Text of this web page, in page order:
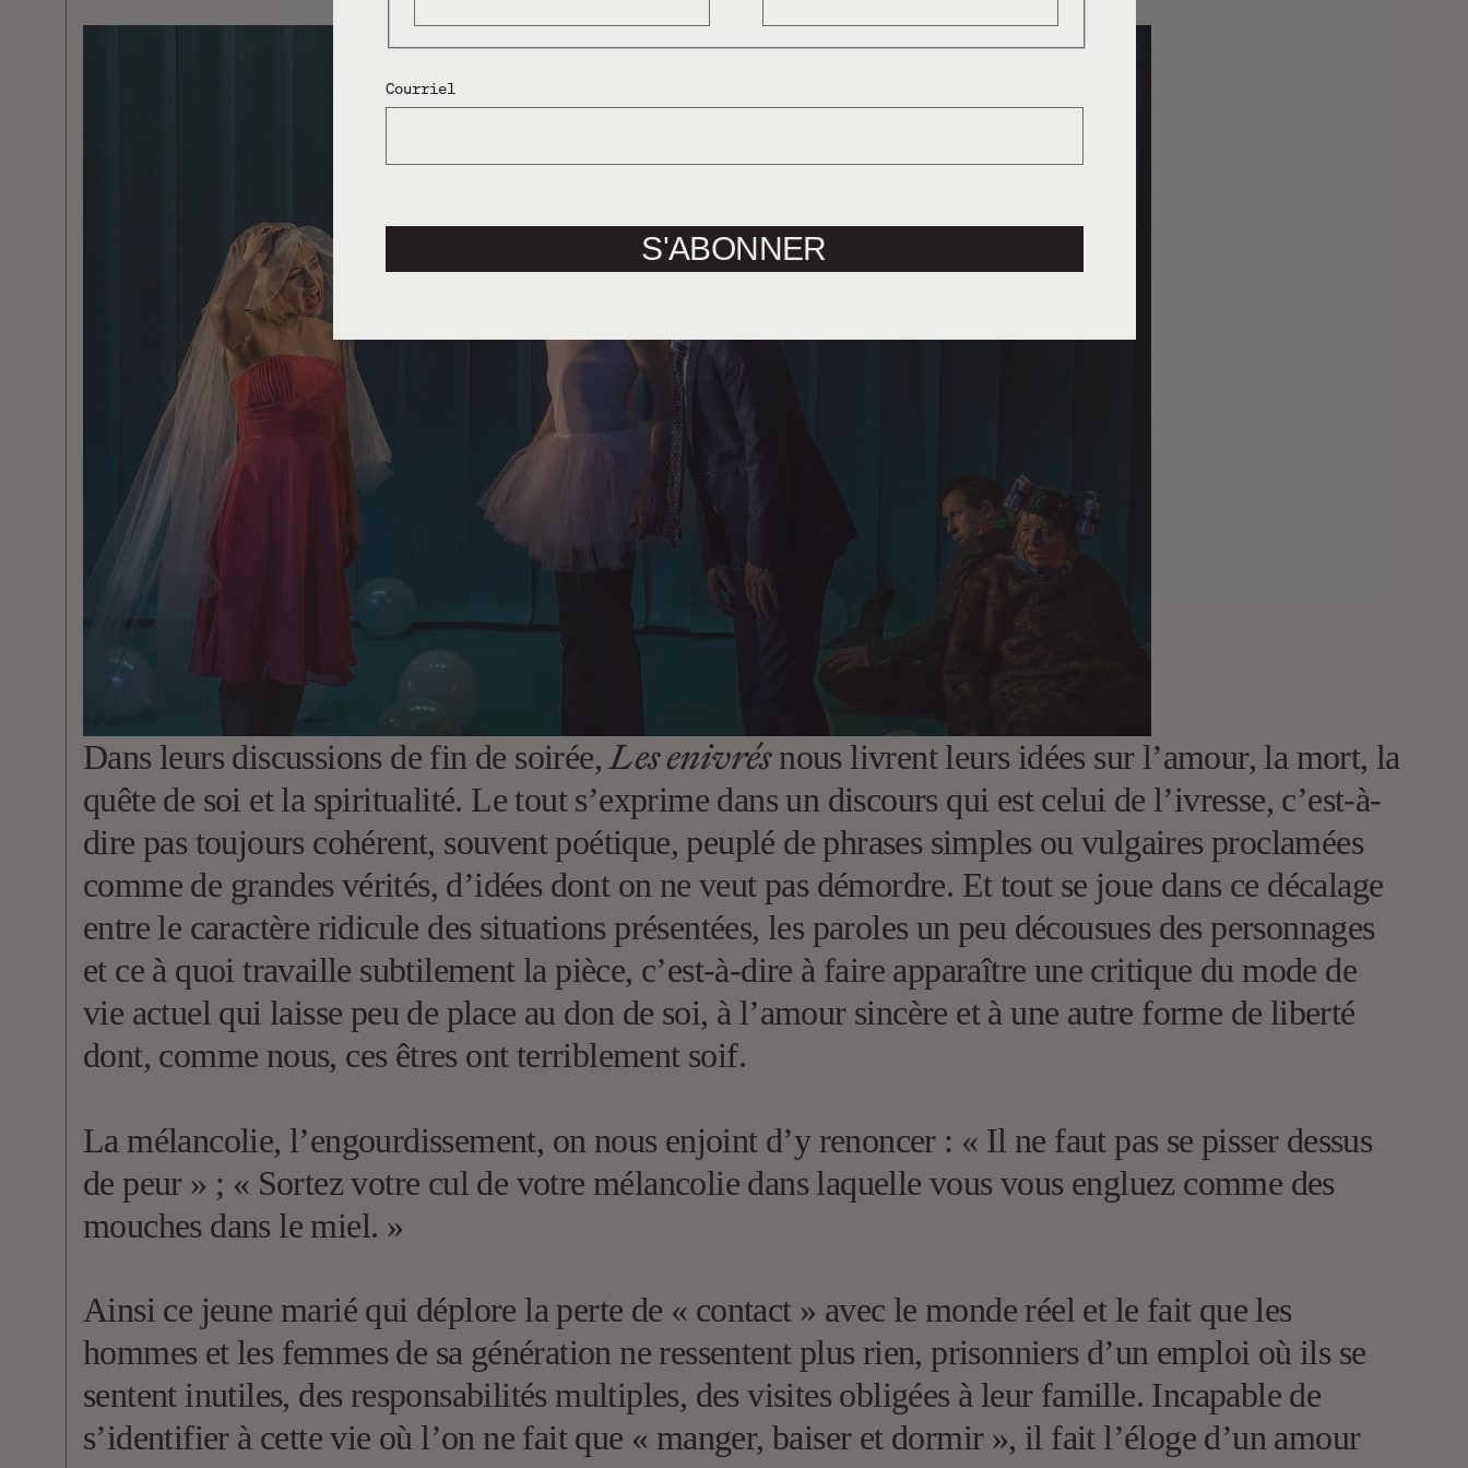
Dans leurs discussions de fin de soirée,Les enivrésnous livrent leurs idées sur l’amour, la mort, la
quête de soi et la spiritualité. Le tout s’exprime dans un discours qui est celui de l’ivresse, c’est-à-
dire pas toujours cohérent, souvent poétique, peuplé de phrases simples ou vulgaires proclamées
comme de grandes vérités, d’idées dont on ne veut pas démordre. Et tout se joue dans ce décalage
entre le caractère ridicule des situations présentées, les paroles un peu décousues des personnages
et ce à quoi travaille subtilement la pièce, c’est-à-dire à faire apparaître une critique du mode de
vie actuel qui laisse peu de place au don de soi, à l’amour sincère et à une autre forme de liberté
dont, comme nous, ces êtres ont terriblement soif.
La mélancolie, l’engourdissement, on nous enjoint d’y renoncer : « Il ne faut pas se pisser dessus
de peur » ; « Sortez votre cul de votre mélancolie dans laquelle vous vous engluez comme des
mouches dans le miel. »
Ainsi ce jeune marié qui déplore la perte de « contact » avec le monde réel et le fait que les
hommes et les femmes de sa génération ne ressentent plus rien, prisonniers d’un emploi où ils se
sentent inutiles, des responsabilités multiples, des visites obligées à leur famille. Incapable de
s’identifier à cette vie où l’on ne fait que « manger, baiser et dormir », il fait l’éloge d’un amour
Courriel
S'ABONNER